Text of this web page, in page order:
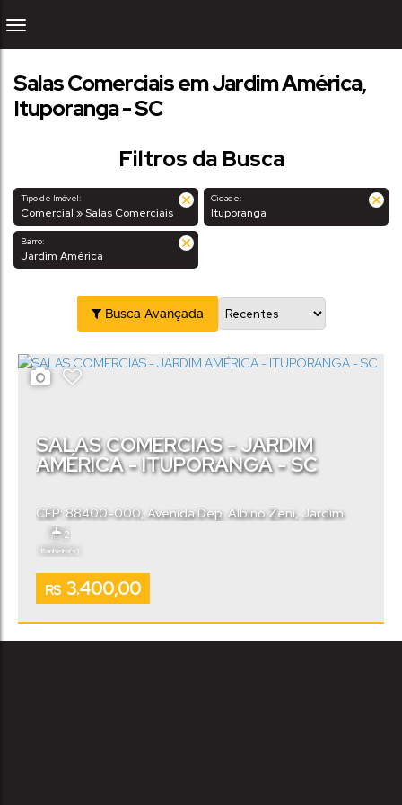
Salas Comerciais em Jardim América,
Ituporanga - SC
Filtros da Busca
Tipo de Imóvel:
Comercial » Salas Comerciais
Cidade:
Ituporanga
Bairro:
Jardim América
Busca Avançada
R$ 3.400,00
SALAS COMERCIAS - JARDIM
AMÉRICA - ITUPORANGA - SC
CEP: 88400-000, Avenida Dep. Albino Zeni, Jardim
América ,Ituporanga, Santa Catarina,Brasil
2
Banheiro(s)